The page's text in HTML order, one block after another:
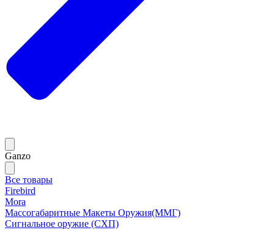
Ganzo
Все товары
Firebird
Mora
Массогабаритные Макеты Оружия(ММГ)
Сигнальное оружие (СХП)